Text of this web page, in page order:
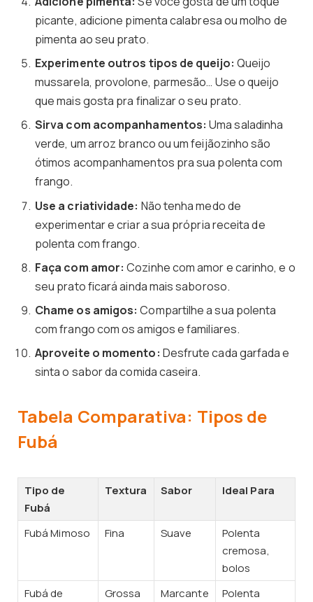
picante, adicione pimenta calabresa ou molho de
pimenta ao seu prato.
Experimente outros tipos de queijo: Queijo
mussarela, provolone, parmesão… Use o queijo
que mais gosta pra finalizar o seu prato.
Sirva com acompanhamentos: Uma saladinha
verde, um arroz branco ou um feijãozinho são
ótimos acompanhamentos pra sua polenta com
frango.
Use a criatividade: Não tenha medo de
experimentar e criar a sua própria receita de
polenta com frango.
Faça com amor: Cozinhe com amor e carinho, e o
seu prato ficará ainda mais saboroso.
Chame os amigos: Compartilhe a sua polenta
com frango com os amigos e familiares.
Aproveite o momento: Desfrute cada garfada e
sinta o sabor da comida caseira.
Tabela Comparativa: Tipos de
Fubá
Tipo de
Fubá
Textura Sabor Ideal Para
Fubá Mimoso Fina Suave
Polenta
cremosa,
bolos
Fubá de
Grossa Marcante
Polenta